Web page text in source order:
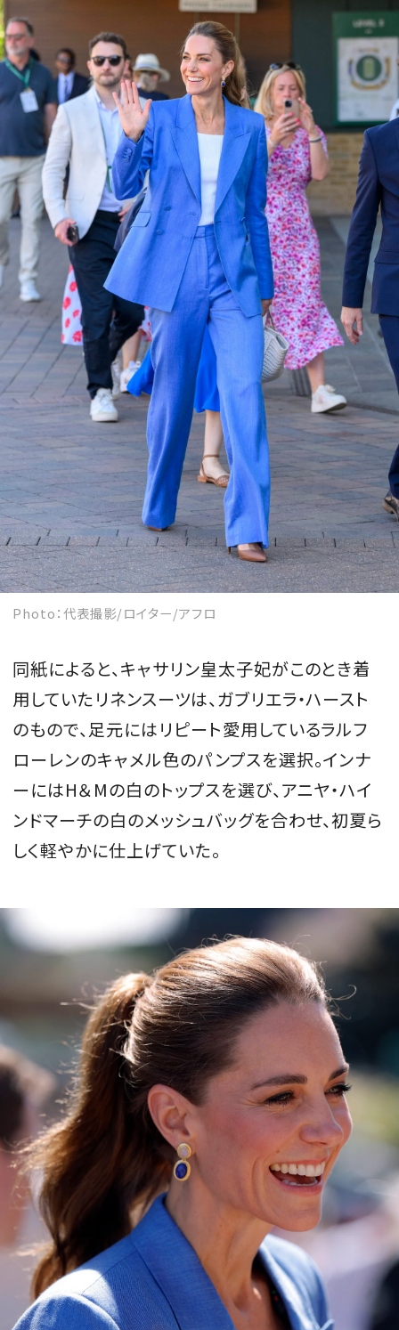
Photo：代表撮影/ロイター/アフロ
同紙によると、キャサリン皇太子妃がこのとき着
用していたリネンスーツは、ガブリエラ・ハースト
のもので、足元にはリピート愛用しているラルフ
ローレンのキャメル色のパンプスを選択。インナ
ーにはH＆Mの白のトップスを選び、アニヤ・ハイ
ンドマーチの白のメッシュバッグを合わせ、初夏ら
しく軽やかに仕上げていた。